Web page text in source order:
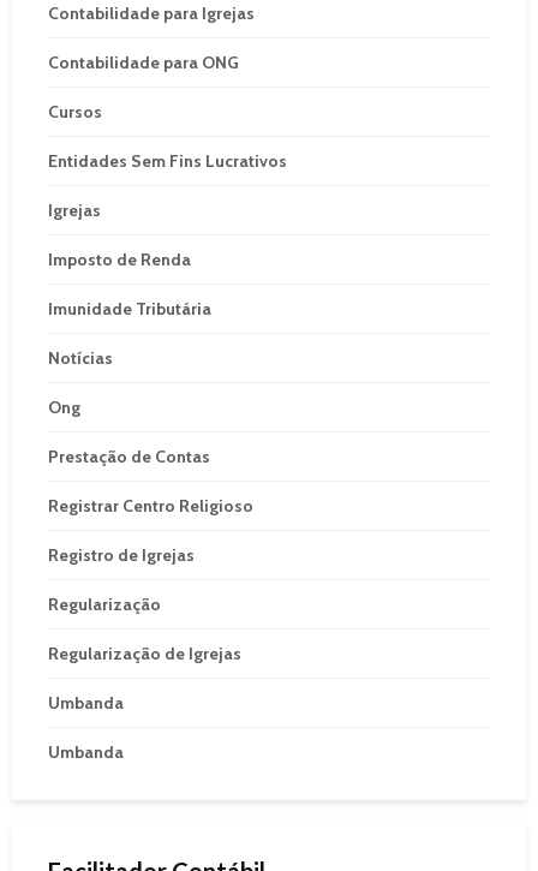
Contabilidade para Igrejas
Contabilidade para ONG
Cursos
Entidades Sem Fins Lucrativos
Igrejas
Imposto de Renda
Imunidade Tributária
Notícias
Ong
Prestação de Contas
Registrar Centro Religioso
Registro de Igrejas
Regularização
Regularização de Igrejas
Umbanda
Umbanda